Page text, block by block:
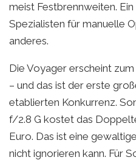
meist Festbrennweiten.
Spezialisten für manuelle
anderes.
Die Voyager erscheint
– und das ist der erste
etablierten Konkurrenz.
f/2.8 G kostet das
Euro. Das ist eine
nicht ignorieren kann. Für